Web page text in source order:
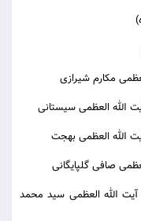
مکارم شیرازی
الله العظمی سیستانی
الله العظمی بهجت
صافی گلپایگانی
آیت الله العظمی سید محمد